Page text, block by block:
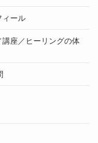
ィール
座／ヒーリングの体